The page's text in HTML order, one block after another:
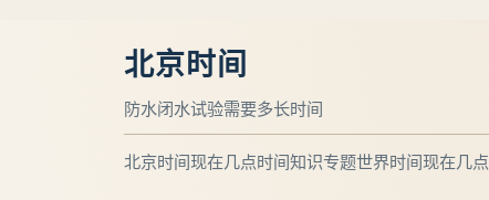
北京时间
防水闭水试验需要多长时间
北京时间现在几点时间知识专题世界时间现在几点